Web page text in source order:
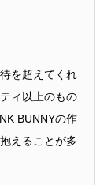
を超えてくれ
ィ以上のもの
BUNNYの作
えることが多